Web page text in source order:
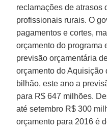
reclamações de atrasos
profissionais rurais. O
pagamentos e cortes,
orçamento do programa
previsão orçamentária
orçamento do Aquisição
bilhão, este ano a
para R$ 647 milhões.
até setembro R$ 300
orçamento para 2016 é